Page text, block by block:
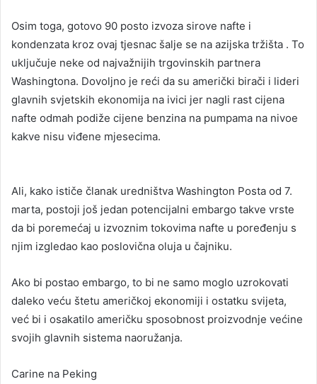
Osim toga, gotovo 90 posto izvoza sirove nafte i
kondenzata kroz ovaj tjesnac šalje se na azijska tržišta . To
uključuje neke od najvažnijih trgovinskih partnera
Washingtona. Dovoljno je reći da su američki birači i lideri
glavnih svjetskih ekonomija na ivici jer nagli rast cijena
nafte odmah podiže cijene benzina na pumpama na nivoe
kakve nisu viđene mjesecima.
Ali, kako ističe članak uredništva Washington Posta od 7.
marta, postoji još jedan potencijalni embargo takve vrste
da bi poremećaj u izvoznim tokovima nafte u poređenju s
njim izgledao kao poslovična oluja u čajniku.
Ako bi postao embargo, to bi ne samo moglo uzrokovati
daleko veću štetu američkoj ekonomiji i ostatku svijeta,
već bi i osakatilo američku sposobnost proizvodnje većine
svojih glavnih sistema naoružanja.
Carine na Peking